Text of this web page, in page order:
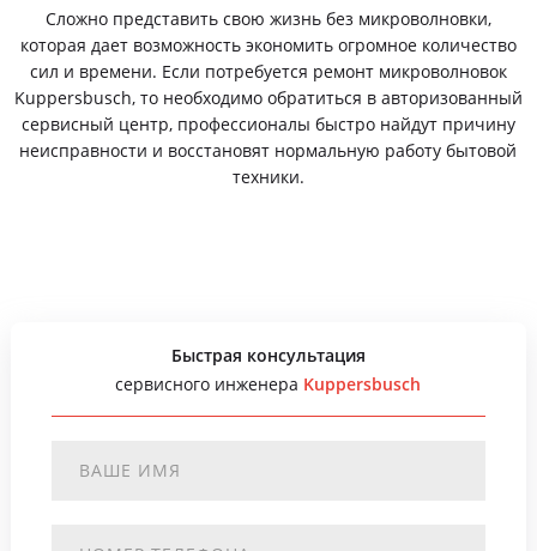
Сложно представить свою жизнь без микроволновки,
которая дает возможность экономить огромное количество
сил и времени. Если потребуется ремонт микроволновок
Kuppersbusch, то необходимо обратиться в авторизованный
сервисный центр, профессионалы быстро найдут причину
неисправности и восстановят нормальную работу бытовой
техники.
Быстрая консультация
сервисного инженера Kuppersbusch